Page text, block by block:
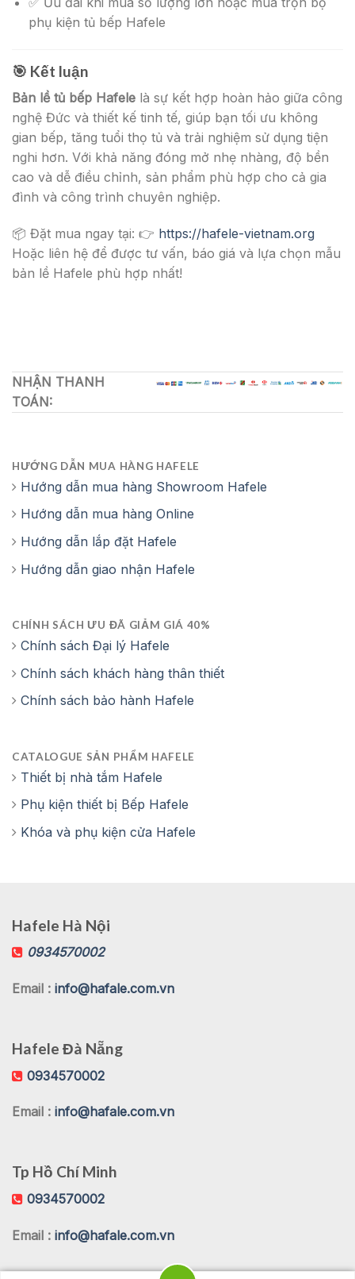
phụ kiện tủ bếp Hafele
🎯 Kết luận
Bản lề tủ bếp Hafele là sự kết hợp hoàn hảo giữa công
nghệ Đức và thiết kế tinh tế, giúp bạn tối ưu không
gian bếp, tăng tuổi thọ tủ và trải nghiệm sử dụng tiện
nghi hơn. Với khả năng đóng mở nhẹ nhàng, độ bền
cao và dễ điều chỉnh, sản phẩm phù hợp cho cả gia
đình và công trình chuyên nghiệp.
📦 Đặt mua ngay tại: 👉 https://hafele-vietnam.org
Hoặc liên hệ để được tư vấn, báo giá và lựa chọn mẫu
bản lề Hafele phù hợp nhất!
NHẬN THANH
TOÁN:
HƯỚNG DẪN MUA HÀNG HAFELE
Hướng dẫn mua hàng Showroom Hafele
Hướng dẫn mua hàng Online
Hướng dẫn lắp đặt Hafele
Hướng dẫn giao nhận Hafele
CHÍNH SÁCH ƯU ĐÃ GIẢM GIÁ 40%
Chính sách Đại lý Hafele
Chính sách khách hàng thân thiết
Chính sách bảo hành Hafele
CATALOGUE SẢN PHẨM HAFELE
Thiết bị nhà tắm Hafele
Phụ kiện thiết bị Bếp Hafele
Khóa và phụ kiện cửa Hafele
Hafele Hà Nội
0934570002
Email : info@hafale.com.vn
Hafele Đà Nẵng
0934570002
Email : info@hafale.com.vn
Tp Hồ Chí Minh
0934570002
Email : info@hafale.com.vn